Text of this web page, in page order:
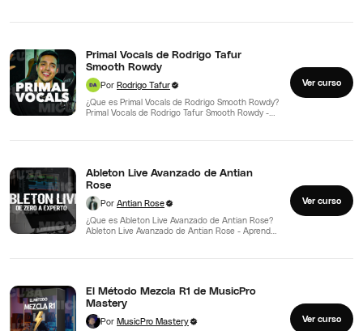
Primal Vocals de Rodrigo Tafur
Smooth Rowdy
Por Rodrigo Tafur
¿Que es Primal Vocals de Rodrigo Smooth Rowdy?
Primal Vocals de Rodrigo Tafur Smooth Rowdy -
Ver curso
Ableton Live Avanzado de Antian
Rose
Por Antian Rose
¿Que es Ableton Live Avanzado de Antian Rose?
Ableton Live Avanzado de Antian Rose - Aprende
Ver curso
El Método Mezcla R1 de MusicPro
Mastery
Por MusicPro Mastery
Ver curso